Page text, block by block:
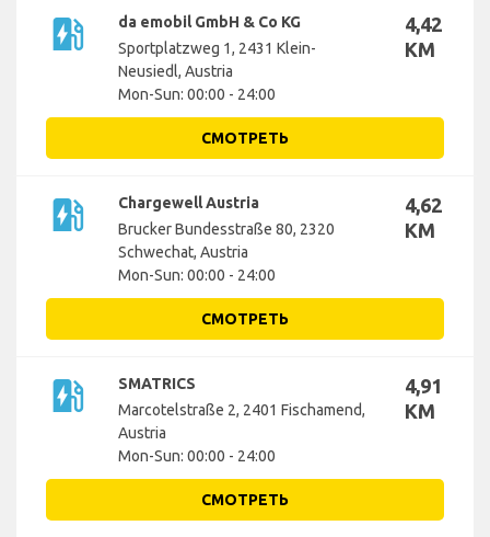
ev_station
da emobil GmbH & Co KG
Sportplatzweg 1, 2431 Klein-
Neusiedl, Austria
Mon-Sun: 00:00 - 24:00
4,42
KM
СМОТРЕТЬ
ev_station
Chargewell Austria
Brucker Bundesstraße 80, 2320
Schwechat, Austria
Mon-Sun: 00:00 - 24:00
4,62
KM
СМОТРЕТЬ
ev_station
SMATRICS
Marcotelstraße 2, 2401 Fischamend,
Austria
Mon-Sun: 00:00 - 24:00
4,91
KM
СМОТРЕТЬ